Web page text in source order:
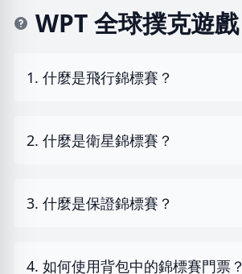
WPT 全球撲克遊戲
1. 什麼是飛行錦標賽？
2. 什麼是衛星錦標賽？
3. 什麼是保證錦標賽？
4. 如何使用背包中的錦標賽門票？